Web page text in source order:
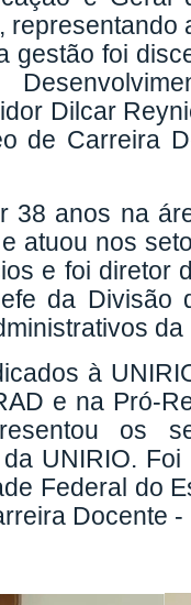
gestão foi
Dilcar
de Carreira
38 anos na
atuou nos
e foi diretor
da Divisão
da
à
e na Pró-
os
UNIRIO.
Federal do
Docente